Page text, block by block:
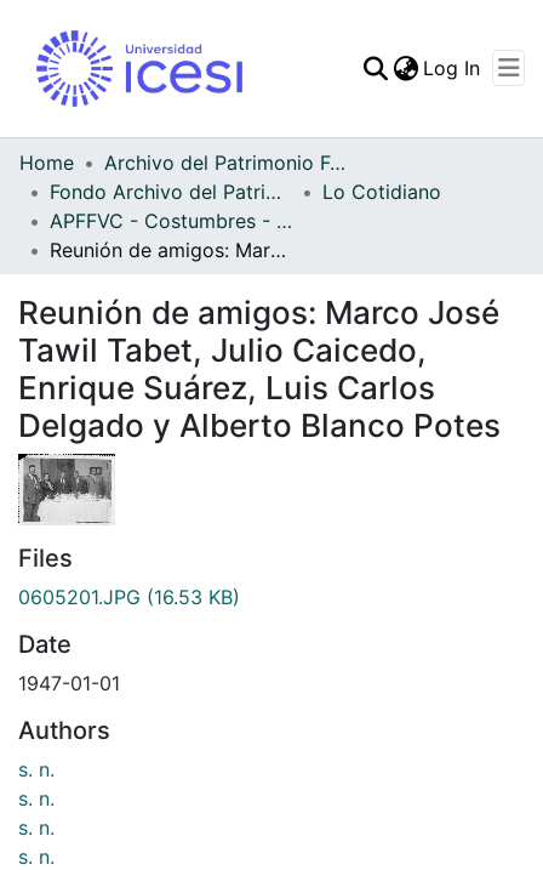
Statistics
Log In
Home
Archivo del Patrimonio Fotográfico y Fílmico del Valle del Cauca
Fondo Archivo del Patrimonio Fotográfico y Fílmico del Valle del Cauca
Lo Cotidiano
APFFVC - Costumbres - Patrimonial
Reunión de amigos: Marco José Tawil Tabet, Julio Caicedo, Enrique Suárez, Luis Carlos Delgado y Alberto Blanco Potes
Reunión de amigos: Marco José
Tawil Tabet, Julio Caicedo,
Enrique Suárez, Luis Carlos
Delgado y Alberto Blanco Potes
Files
0605201.JPG (16.53 KB)
Date
1947-01-01
Authors
s. n.
s. n.
s. n.
s. n.